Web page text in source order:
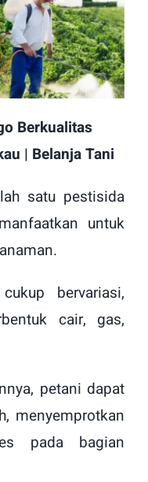
Berkualitas
| Belanja Tani
satu pestisida
untuk
bervariasi,
cair, gas,
petani dapat
menyemprotkan
pada bagian